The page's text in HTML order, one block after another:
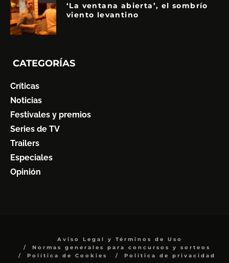
‘La ventana abierta’, el sombrío
viento levantino
CATEGORÍAS
Críticas
Noticias
Festivales y premios
Series de TV
Trailers
Especiales
Opinión
Aviso Legal y Términos de Uso
Normas generales para concursos y sorteos
Política de Cookies
Política de privacidad